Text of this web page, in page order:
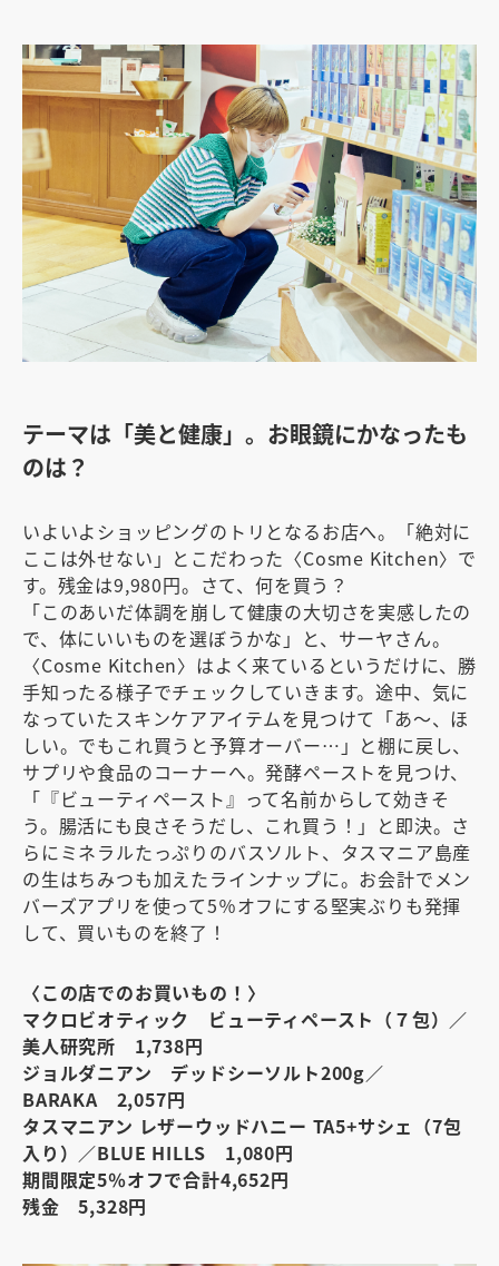
テーマは「美と健康」。お眼鏡にかなったも
のは？
いよいよショッピングのトリとなるお店へ。「絶対に
ここは外せない」とこだわった〈Cosme Kitchen〉で
す。残金は9,980円。さて、何を買う？
「このあいだ体調を崩して健康の大切さを実感したの
で、体にいいものを選ぼうかな」と、サーヤさん。
〈Cosme Kitchen〉はよく来ているというだけに、勝
手知ったる様子でチェックしていきます。途中、気に
なっていたスキンケアアイテムを見つけて「あ～、ほ
しい。でもこれ買うと予算オーバー…」と棚に戻し、
サプリや食品のコーナーへ。発酵ペーストを見つけ、
「『ビューティペースト』って名前からして効きそ
う。腸活にも良さそうだし、これ買う！」と即決。さ
らにミネラルたっぷりのバスソルト、タスマニア島産
の生はちみつも加えたラインナップに。お会計でメン
バーズアプリを使って5％オフにする堅実ぶりも発揮
して、買いものを終了！
〈この店でのお買いもの！〉
マクロビオティック ビューティペースト（７包）／
美人研究所 1,738円
ジョルダニアン デッドシーソルト200g／
BARAKA 2,057円
タスマニアン レザーウッドハニー TA5+サシェ（7包
入り）／BLUE HILLS 1,080円
期間限定5％オフで合計4,652円
残金 5,328円